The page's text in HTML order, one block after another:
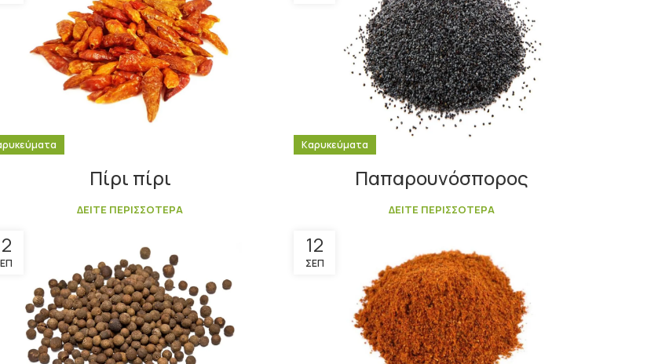
Πίρι πίρι
ΔΕΙΤΕ ΠΕΡΙΣΣΟΤΕΡΑ
Καρυκεύματα
Παπαρουνόσπορος
ΔΕΙΤΕ ΠΕΡΙΣΣΟΤΕΡΑ
12
ΣΕΠ